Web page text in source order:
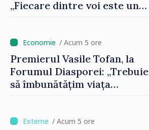
„Fiecare dintre voi este un
imaginii Republicii Moldova”
/ Acum 5 ore
Premierul Vasile Tofan, la
Forumul Diasporei: „Trebuie
să îmbunătățim viața
/ Acum 5 ore